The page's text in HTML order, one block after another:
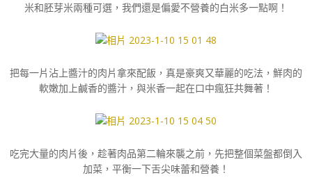
米和胚芽米兩種可選，我們還是偏愛不營養的白米多一點啊！
把每一片沾上醬汁的肉片拿來配飯，真是豪爽又華麗的吃法，鮮肉的
軟嫩加上鹹香的醬汁，與米香一起在口中瘋狂共舞著！
吃完大量的肉片後，趁著肉品第二輪來襲之前，先把整個菜盤都倒入
加菜，平衡一下舌尖味蕾和營養！